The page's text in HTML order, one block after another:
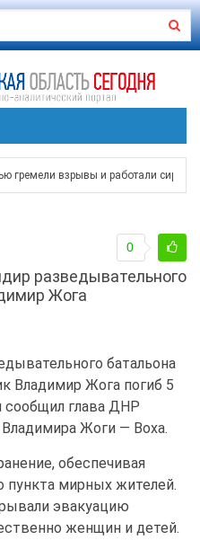
гремели взрывы и работали сирены
политика на Дону
характера начал
разведывательного
Жога
0
батальона
Владимир Жога погиб 5
сообщил глава ДНР
Жоги — Воха.
обеспечивая
пункта мирных жителей.
эвакуацию
женщин и детей.